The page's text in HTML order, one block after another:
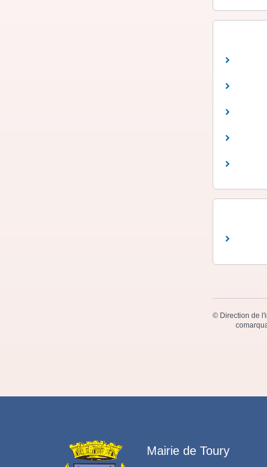
© Direction de
Mairie de Toury